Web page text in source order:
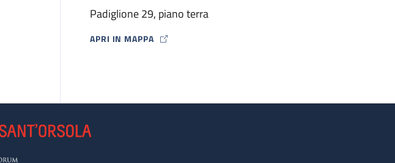
Padiglione 29, piano terra
APRI IN MAPPA
MAP ICON